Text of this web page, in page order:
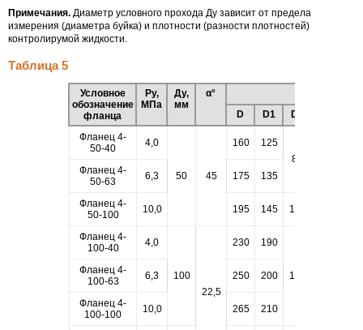
Примечания. Диаметр условного прохода Ду зависит от предела
измерения (диаметра буйка) и плотности (разности плотностей)
контролирумой жидкости.
Таблица 5
Условное
обозначение
фланца
Ру,
МПа
Ду,
мм
α°
D
D1 D4
Фланец 4-
50-40
4,0
50 45
160
125
87
Фланец 4-
50-63
6,3 175 135
Фланец 4-
50-100
10,0 195 145 102
Фланец 4-
100-40
4,0
100
22,5
230 190
149
Фланец 4-
100-63
6,3 250 200
Фланец 4-
100-100
10,0 265 210